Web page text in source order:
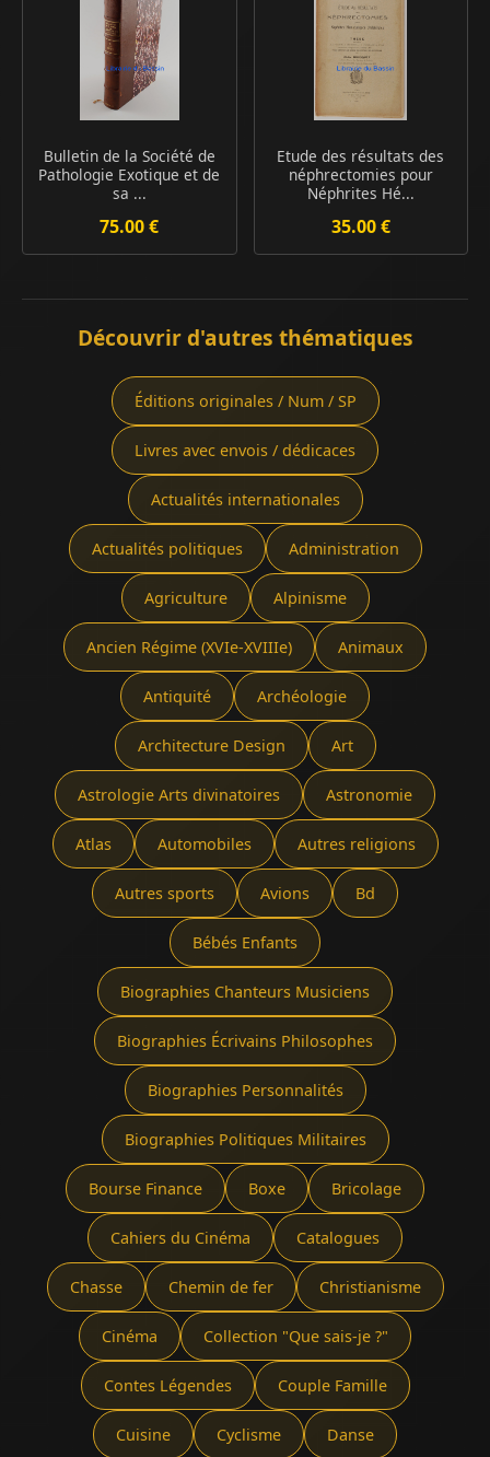
Bulletin de la Société de
Pathologie Exotique et de
sa ...
75.00 €
Etude des résultats des
néphrectomies pour
Néphrites Hé...
35.00 €
Découvrir d'autres thématiques
Éditions originales / Num / SP
Livres avec envois / dédicaces
Actualités internationales
Actualités politiques Administration
Agriculture Alpinisme
Ancien Régime (XVIe-XVIIIe) Animaux
Antiquité Archéologie
Architecture Design Art
Astrologie Arts divinatoires Astronomie
Atlas Automobiles Autres religions
Autres sports Avions Bd
Bébés Enfants
Biographies Chanteurs Musiciens
Biographies Écrivains Philosophes
Biographies Personnalités
Biographies Politiques Militaires
Bourse Finance Boxe Bricolage
Cahiers du Cinéma Catalogues
Chasse Chemin de fer Christianisme
Cinéma Collection "Que sais-je ?"
Contes Légendes Couple Famille
Cuisine Cyclisme Danse